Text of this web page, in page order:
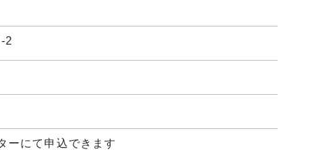
2
ーにて申込できます